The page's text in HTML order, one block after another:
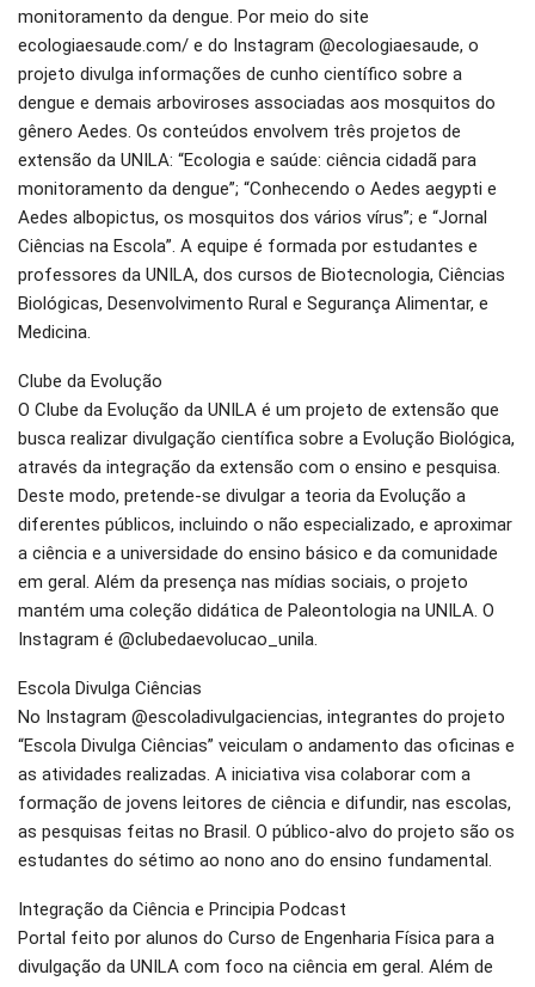
monitoramento da dengue. Por meio do site
ecologiaesaude.com/ e do Instagram @ecologiaesaude, o
projeto divulga informações de cunho científico sobre a
dengue e demais arboviroses associadas aos mosquitos do
gênero Aedes. Os conteúdos envolvem três projetos de
extensão da UNILA: “Ecologia e saúde: ciência cidadã para
monitoramento da dengue”; “Conhecendo o Aedes aegypti e
Aedes albopictus, os mosquitos dos vários vírus”; e “Jornal
Ciências na Escola”. A equipe é formada por estudantes e
professores da UNILA, dos cursos de Biotecnologia, Ciências
Biológicas, Desenvolvimento Rural e Segurança Alimentar, e
Medicina.
Clube da Evolução
O Clube da Evolução da UNILA é um projeto de extensão que
busca realizar divulgação científica sobre a Evolução Biológica,
através da integração da extensão com o ensino e pesquisa.
Deste modo, pretende-se divulgar a teoria da Evolução a
diferentes públicos, incluindo o não especializado, e aproximar
a ciência e a universidade do ensino básico e da comunidade
em geral. Além da presença nas mídias sociais, o projeto
mantém uma coleção didática de Paleontologia na UNILA. O
Instagram é @clubedaevolucao_unila.
Escola Divulga Ciências
No Instagram @escoladivulgaciencias, integrantes do projeto
“Escola Divulga Ciências” veiculam o andamento das oficinas e
as atividades realizadas. A iniciativa visa colaborar com a
formação de jovens leitores de ciência e difundir, nas escolas,
as pesquisas feitas no Brasil. O público-alvo do projeto são os
estudantes do sétimo ao nono ano do ensino fundamental.
Integração da Ciência e Principia Podcast
Portal feito por alunos do Curso de Engenharia Física para a
divulgação da UNILA com foco na ciência em geral. Além de